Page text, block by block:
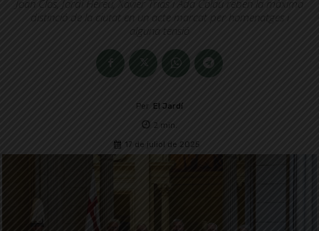
Joan Clos, Jordi Hereu, Xavier Trias i Ada Colau reben la màxima
distinció de la ciutat en un acte marcat per homenatges i
alguna tensió
Per El Jardí
2 min.
17 de juliol de 2025